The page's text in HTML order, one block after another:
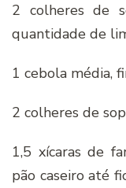
2 colheres de
quantidade de
1 cebola média,
2 colheres de
1,5 xícaras de
pão caseiro até